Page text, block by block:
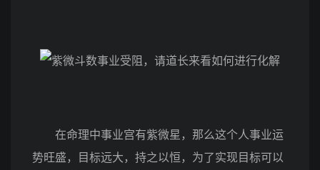
在命理中事业宫有紫微星，那么这个人事业运
势旺盛，目标远大，持之以恒，为了实现目标可以